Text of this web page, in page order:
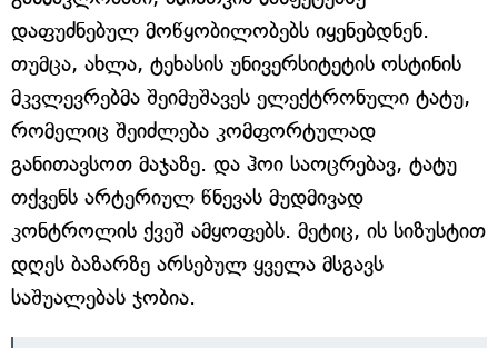
დაფუძნებულ მოწყობილობებს იყენებდნენ.
თუმცა, ახლა, ტეხასის უნივერსიტეტის ოსტინის
მკვლევრებმა შეიმუშავეს ელექტრონული ტატუ,
რომელიც შეიძლება კომფორტულად
განითავსოთ მაჯაზე. და ჰოი საოცრებავ, ტატუ
თქვენს არტერიულ წნევას მუდმივად
კონტროლის ქვეშ ამყოფებს. მეტიც, ის სიზუსტით
დღეს ბაზარზე არსებულ ყველა მსგავს
საშუალებას ჯობია.